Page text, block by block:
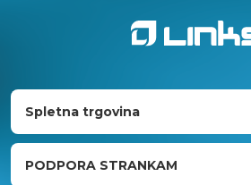
Spletna trgovina
PODPORA STRANKAM